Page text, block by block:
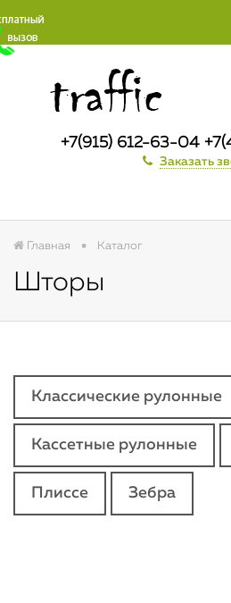
+7(915) 612-63-04
Заказать
Главная Каталог
Шторы
Классические рулонные
Кассетные рулонные
Плиссе Зебра